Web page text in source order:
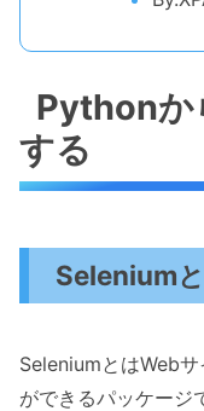
Pythonか
する
Selenium
SeleniumとはWeb
ができるパッケージ